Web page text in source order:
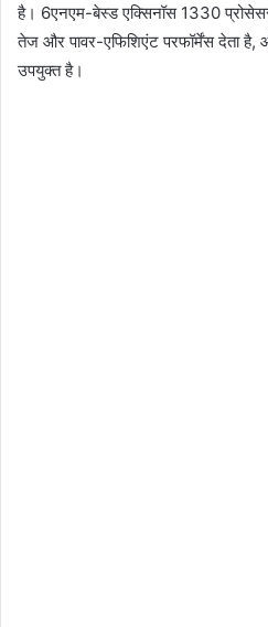
है। 6एनएम-बेस्ड एक्सिनॉस 1330
तेज और पावर-एफिशिएंट परफॉर्मेंस देता है,
उपयुक्‍त है।